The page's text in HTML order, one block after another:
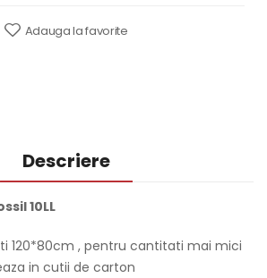
Adauga la favorite
Descriere
10LL
120*80cm , pentru cantitati mai mici
in cutii de carton